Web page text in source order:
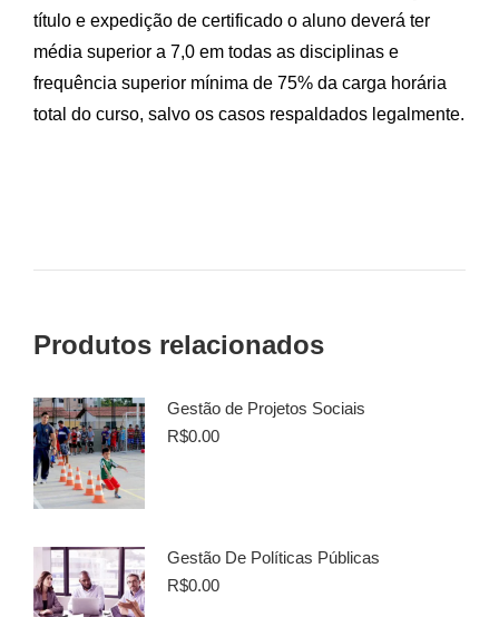
título e expedição de certificado o aluno deverá ter
média superior a 7,0 em todas as disciplinas e
frequência superior mínima de 75% da carga horária
total do curso, salvo os casos respaldados legalmente.
Produtos relacionados
Gestão de Projetos Sociais
R$0.00
Gestão De Políticas Públicas
R$0.00